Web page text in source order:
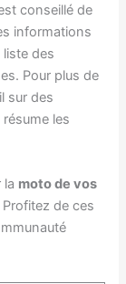
conseillé de
informations
des
Pour plus de
sur des
résume les
la moto de vos
de ces